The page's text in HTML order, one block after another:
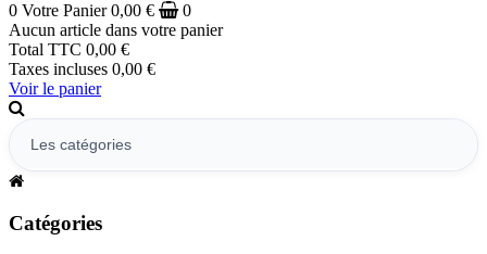
0 Votre Panier 0,00 €
0
Aucun article dans votre panier
Total TTC 0,00 €
Taxes incluses 0,00 €
Voir le panier
Catégories